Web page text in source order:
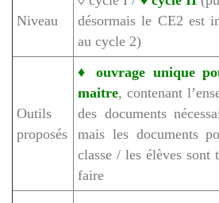
Niveau
désormais le CE2 est
au cycle 2)
Outils
proposés
♦ ouvrage unique
maitre, contenant
des documents
mais les documents
classe / les élèves sont
faire